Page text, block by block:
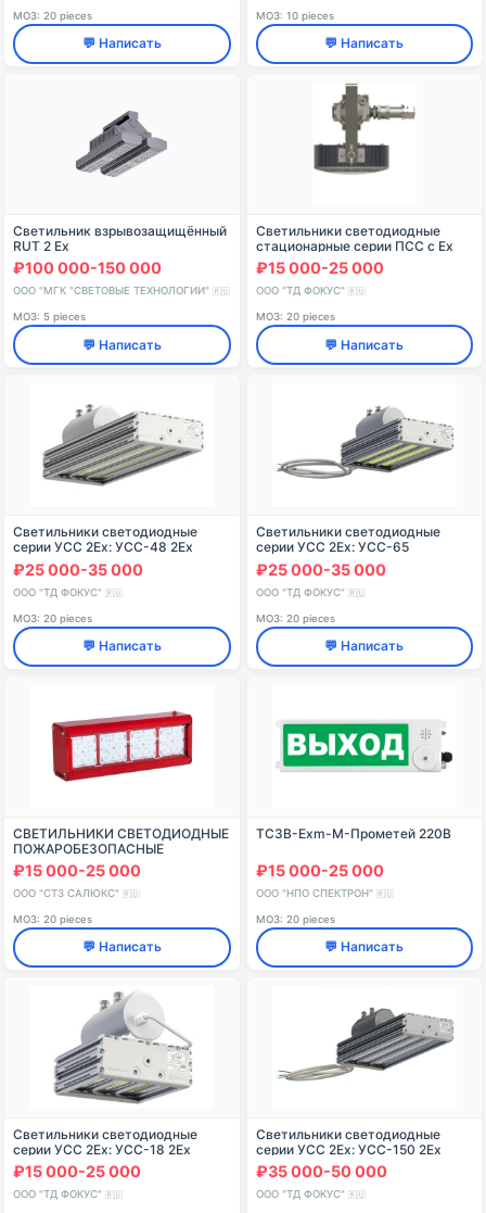
МОЗ: 20 pieces
💬 Написать
МОЗ: 10 pieces
💬 Написать
Светильник взрывозащищённый
RUT 2 Ex
₽100 000-150 000
ООО "МГК "СВЕТОВЫЕ ТЕХНОЛОГИИ" 🇷🇺
МОЗ: 5 pieces
💬 Написать
Светильники светодиодные
стационарные серии ПСС с Ex
маркировкой ПСС-8 1Ex
₽15 000-25 000
ООО "ТД ФОКУС" 🇷🇺
МОЗ: 20 pieces
💬 Написать
Светильники светодиодные
серии УСС 2Ex: УСС-48 2Ех
низковольтный
₽25 000-35 000
ООО "ТД ФОКУС" 🇷🇺
МОЗ: 20 pieces
💬 Написать
Светильники светодиодные
серии УСС 2Ex: УСС-65
Магистраль 2Ех
₽25 000-35 000
ООО "ТД ФОКУС" 🇷🇺
МОЗ: 20 pieces
💬 Написать
СВЕТИЛЬНИКИ СВЕТОДИОДНЫЕ
ПОЖАРОБЕЗОПАСНЫЕ
ПРОМЫШЛЕННОГО
НАЗНАЧЕНИЯ ССдПб 01-040-
002 IP65 “Бриз 40 Пб”
₽15 000-25 000
ООО "СТЗ САЛЮКС" 🇷🇺
МОЗ: 20 pieces
💬 Написать
ТСЗВ-Exm-М-Прометей 220В
₽15 000-25 000
ООО "НПО СПЕКТРОН" 🇷🇺
МОЗ: 20 pieces
💬 Написать
Светильники светодиодные
серии УСС 2Ex: УСС-18 2Ех
низковольтный
₽15 000-25 000
ООО "ТД ФОКУС" 🇷🇺
Светильники светодиодные
серии УСС 2Ex: УСС-150 2Ех
₽35 000-50 000
ООО "ТД ФОКУС" 🇷🇺